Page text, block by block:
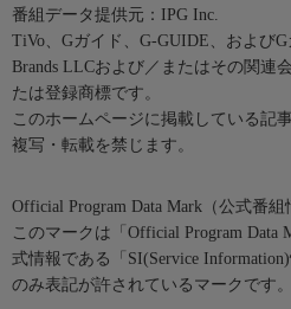
番組データ提供元：IPG Inc.
TiVo、Gガイド、G-GUIDE、および
Brands LLCおよび／またはその関連
たは登録商標です。
このホームページに掲載している記
複写・転載を禁じます。
Official Program Data Mark（公式番組
このマークは「Official Program Data
式情報である「SI(Service
のみ表記が許されているマークです。